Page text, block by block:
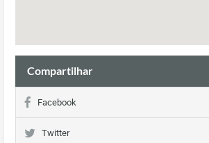
Compartilhar
Facebook
Twitter